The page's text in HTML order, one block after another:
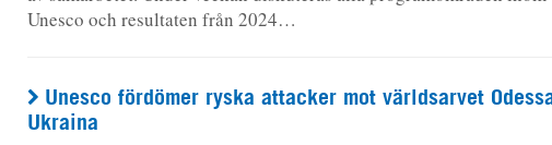
Unesco och resultaten från 2024…
Unesco fördömer ryska attacker mot världsarvet
Ukraina